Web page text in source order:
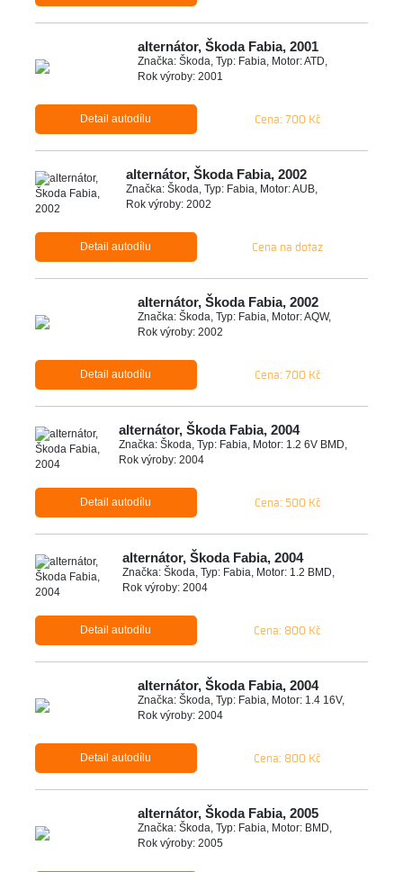
alternátor, Škoda Fabia, 2001
Značka: Škoda, Typ: Fabia, Motor: ATD,
Rok výroby: 2001
Detail autodílu Cena: 700 Kč
alternátor, Škoda Fabia, 2002
Značka: Škoda, Typ: Fabia, Motor: AUB,
Rok výroby: 2002
Detail autodílu Cena na dotaz
alternátor, Škoda Fabia, 2002
Značka: Škoda, Typ: Fabia, Motor: AQW,
Rok výroby: 2002
Detail autodílu Cena: 700 Kč
alternátor, Škoda Fabia, 2004
Značka: Škoda, Typ: Fabia, Motor: 1.2 6V BMD,
Rok výroby: 2004
Detail autodílu Cena: 500 Kč
alternátor, Škoda Fabia, 2004
Značka: Škoda, Typ: Fabia, Motor: 1.2 BMD,
Rok výroby: 2004
Detail autodílu Cena: 800 Kč
alternátor, Škoda Fabia, 2004
Značka: Škoda, Typ: Fabia, Motor: 1.4 16V,
Rok výroby: 2004
Detail autodílu Cena: 800 Kč
alternátor, Škoda Fabia, 2005
Značka: Škoda, Typ: Fabia, Motor: BMD,
Rok výroby: 2005